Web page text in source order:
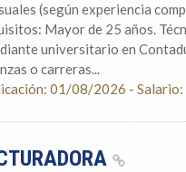
(según experiencia
Mayor de 25 años.
universitario en
o carreras...
01/08/2026 - Salario: